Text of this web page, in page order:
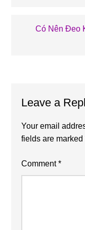
Next
Có Nên Đeo
Leave a
Your email
fields are marked
Comment*